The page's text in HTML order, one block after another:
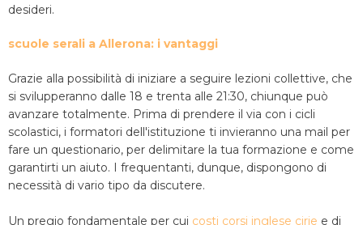
desideri.
scuole serali a Allerona: i vantaggi
Grazie alla possibilità di iniziare a seguire lezioni collettive, che
si svilupperanno dalle 18 e trenta alle 21:30, chiunque può
avanzare totalmente. Prima di prendere il via con i cicli
scolastici, i formatori dell'istituzione ti invieranno una mail per
fare un questionario, per delimitare la tua formazione e come
garantirti un aiuto. I frequentanti, dunque, dispongono di
necessità di vario tipo da discutere.
Un pregio fondamentale per cui costi corsi inglese cirie e di